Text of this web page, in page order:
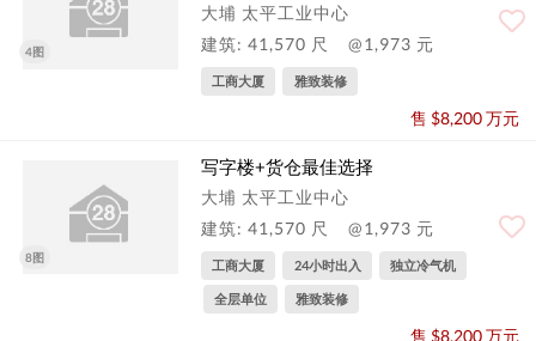
4图
大埔 太平工业中心
建筑: 41,570 尺
@1,973 元
工商大厦 雅致装修
售 $8,200 万元
8图
写字楼+货仓最佳选择
大埔 太平工业中心
建筑: 41,570 尺
@1,973 元
工商大厦 24小时出入 独立冷气机
全层单位 雅致装修
售 $8,200 万元